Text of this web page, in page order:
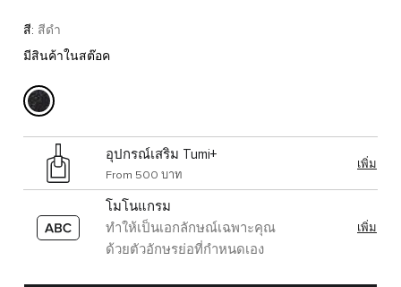
สี: สีดำ
มีสินค้าในสต๊อค
อุปกรณ์เสริม Tumi+
From 500 บาท
เพิ่ม
โมโนแกรม
ทำให้เป็นเอกลักษณ์เฉพาะคุณ
ด้วยตัวอักษรย่อที่กำหนดเอง
เพิ่ม